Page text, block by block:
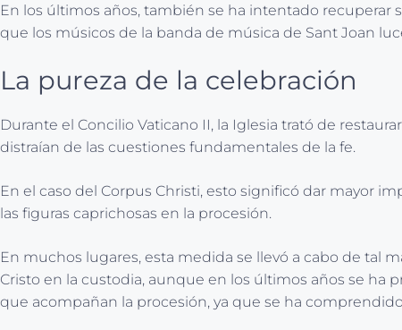
En los últimos años, también se ha intentado recuperar
que los músicos de la banda de música de Sant Joan
La pureza de la celebración
Durante el Concilio Vaticano II, la Iglesia trató de
distraían de las cuestiones fundamentales de la fe.
En el caso del Corpus Christi, esto significó dar mayor
las figuras caprichosas en la procesión.
En muchos lugares, esta medida se llevó a cabo de tal
Cristo en la custodia, aunque en los últimos años se ha
que acompañan la procesión, ya que se ha